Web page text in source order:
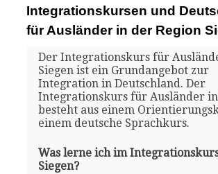
Integrationskursen und
für Ausländer in der Region
Der Integrationskurs für
Siegen ist ein Grundangebot zur
Integration in Deutschland. Der
Integrationskurs für Ausländer in
besteht aus einem
einem deutsche Sprachkurs.
Was lerne ich im
Siegen?